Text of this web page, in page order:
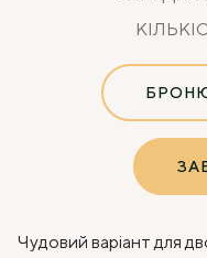
Чудовий варіант для